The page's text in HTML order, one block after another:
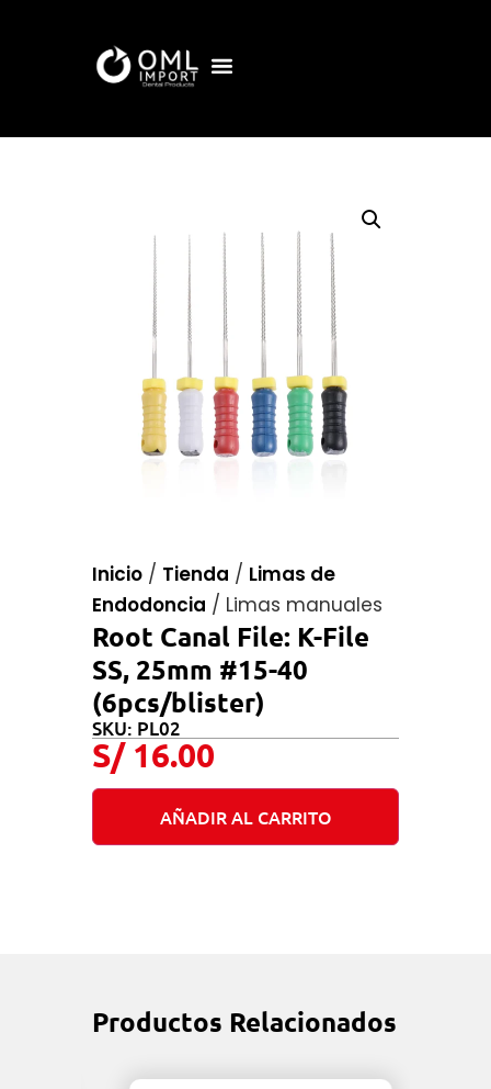
Inicio / Tienda / Limas de
Endodoncia / Limas manuales
Root Canal File: K-File
SS, 25mm #15-40
(6pcs/blister)
SKU: PL02
S/16.00
AÑADIR AL CARRITO
Productos Relacionados